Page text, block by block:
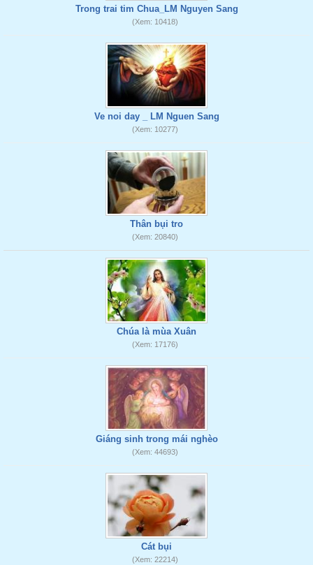
Trong trai tim Chua_LM Nguyen Sang
(Xem: 10418)
Ve noi day _ LM Nguen Sang
(Xem: 10277)
Thân bụi tro
(Xem: 20840)
Chúa là mùa Xuân
(Xem: 17176)
Giáng sinh trong mái nghèo
(Xem: 44693)
Cát bụi
(Xem: 22214)